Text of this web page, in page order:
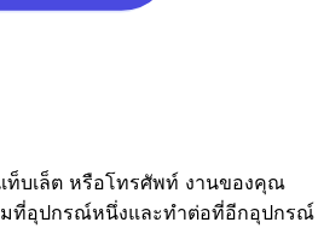
ท็บเล็ต หรือโทรศัพท์ งานของคุณ
ที่อุปกรณ์หนึ่งและทำต่อที่อีกอุปกรณ์